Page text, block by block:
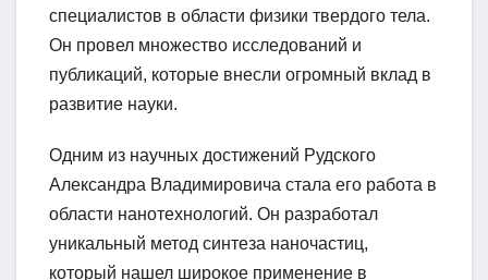
специалистов в области физики твердого тела.
Он провел множество исследований и
публикаций, которые внесли огромный вклад в
развитие науки.
Одним из научных достижений Рудского
Александра Владимировича стала его работа в
области нанотехнологий. Он разработал
уникальный метод синтеза наночастиц,
который нашел широкое применение в